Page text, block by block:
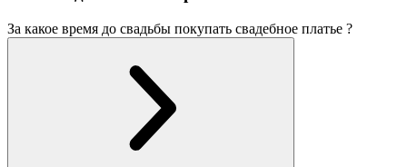
За какое время до свадьбы покупать свадебное платье ?